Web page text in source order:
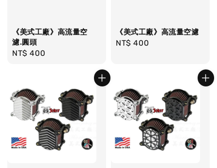
《美式工廠》高流量空
濾.圓頭
Regular
NT$ 400
《美式工廠》高流量空濾
Regular
NT$ 400